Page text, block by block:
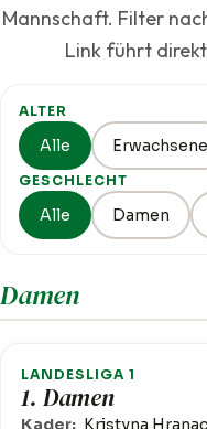
Mannschaft. Filter
Link führt
ALTER
Alle Erwachsene
GESCHLECHT
Alle Damen
Damen
LANDESLIGA 1
1. Damen
Kader: Kristyna